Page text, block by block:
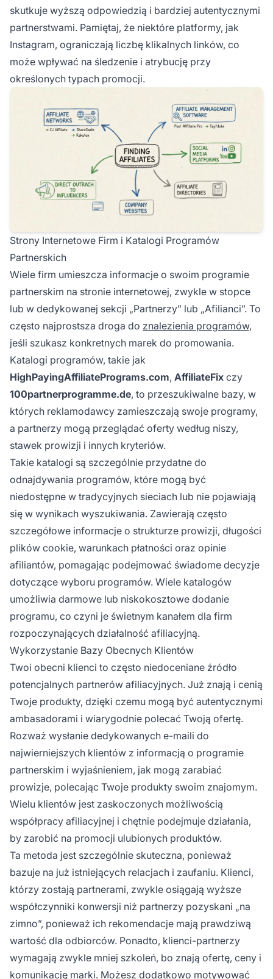
skutkuje wyższą odpowiedzią i bardziej autentycznymi
partnerstwami. Pamiętaj, że niektóre platformy, jak
Instagram, ograniczają liczbę klikalnych linków, co
może wpływać na śledzenie i atrybucję przy
określonych typach promocji.
Strony Internetowe Firm i Katalogi Programów
Partnerskich
Wiele firm umieszcza informacje o swoim programie
partnerskim na stronie internetowej, zwykle w stopce
lub w dedykowanej sekcji „Partnerzy” lub „Afilianci”. To
często najprostsza droga do znalezienia programów,
jeśli szukasz konkretnych marek do promowania.
Katalogi programów, takie jak
HighPayingAffiliatePrograms.com, AffiliateFix czy
100partnerprogramme.de, to przeszukiwalne bazy, w
których reklamodawcy zamieszczają swoje programy,
a partnerzy mogą przeglądać oferty według niszy,
stawek prowizji i innych kryteriów.
Takie katalogi są szczególnie przydatne do
odnajdywania programów, które mogą być
niedostępne w tradycyjnych sieciach lub nie pojawiają
się w wynikach wyszukiwania. Zawierają często
szczegółowe informacje o strukturze prowizji, długości
plików cookie, warunkach płatności oraz opinie
afiliantów, pomagając podejmować świadome decyzje
dotyczące wyboru programów. Wiele katalogów
umożliwia darmowe lub niskokosztowe dodanie
programu, co czyni je świetnym kanałem dla firm
rozpoczynających działalność afiliacyjną.
Wykorzystanie Bazy Obecnych Klientów
Twoi obecni klienci to często niedoceniane źródło
potencjalnych partnerów afiliacyjnych. Już znają i cenią
Twoje produkty, dzięki czemu mogą być autentycznymi
ambasadorami i wiarygodnie polecać Twoją ofertę.
Rozważ wysłanie dedykowanych e-maili do
najwierniejszych klientów z informacją o programie
partnerskim i wyjaśnieniem, jak mogą zarabiać
prowizje, polecając Twoje produkty swoim znajomym.
Wielu klientów jest zaskoczonych możliwością
współpracy afiliacyjnej i chętnie podejmuje działania,
by zarobić na promocji ulubionych produktów.
Ta metoda jest szczególnie skuteczna, ponieważ
bazuje na już istniejących relacjach i zaufaniu. Klienci,
którzy zostają partnerami, zwykle osiągają wyższe
współczynniki konwersji niż partnerzy pozyskani „na
zimno”, ponieważ ich rekomendacje mają prawdziwą
wartość dla odbiorców. Ponadto, klienci-partnerzy
wymagają zwykle mniej szkoleń, bo znają ofertę, ceny i
komunikację marki. Możesz dodatkowo motywować